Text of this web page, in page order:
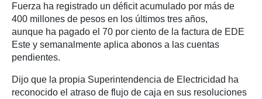
Fuerza ha registrado un déficit acumulado por más de
400 millones de pesos en los últimos tres años,
aunque ha pagado el 70 por ciento de la factura de EDE
Este y semanalmente aplica abonos a las cuentas
pendientes.
Dijo que la propia Superintendencia de Electricidad ha
reconocido el atraso de flujo de caja en sus resoluciones